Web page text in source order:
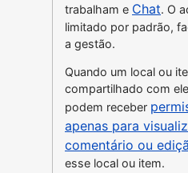
trabalham e Chat. O
limitado por padrão,
a gestão.
Quando um local ou
compartilhado com
podem receber
apenas para
comentário ou
esse local ou item.